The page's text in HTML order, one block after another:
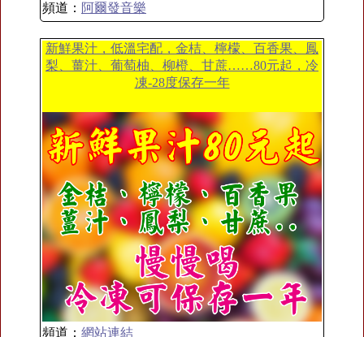
頻道： 阿爾發音樂
新鮮果汁，低溫宅配，金桔、檸檬、百香果、鳳
梨、薑汁、葡萄柚、柳橙、甘蔗……80元起，冷
凍-28度保存一年
頻道： 網站連結